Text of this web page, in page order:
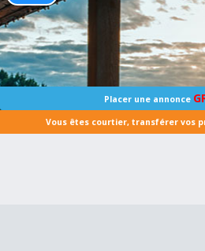
Placer une annonce
Vous êtes courtier, transférer vos